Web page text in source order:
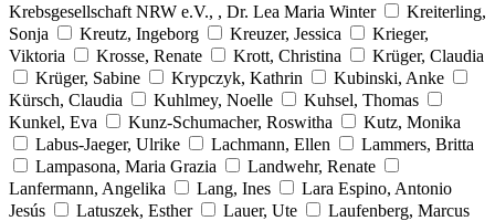
Krebsgesellschaft NRW e.V., , Dr. Lea Maria Winter
Kreiterling,
Sonja
Kreutz, Ingeborg Kreuzer, Jessica
Krieger,
Viktoria
Krosse, Renate Krott, Christina
Krüger, Claudia
Krüger, Sabine
Krypczyk, Kathrin
Kubinski, Anke
Kürsch, Claudia
Kuhlmey, Noelle
Kuhsel, Thomas
Kunkel, Eva
Kunz-Schumacher, Roswitha
Kutz, Monika
Labus-Jaeger, Ulrike
Lachmann, Ellen
Lammers, Britta
Lampasona, Maria Grazia
Landwehr, Renate
Lanfermann, Angelika
Lang, Ines
Lara Espino, Antonio
Jesús
Latuszek, Esther Lauer, Ute
Laufenberg, Marcus